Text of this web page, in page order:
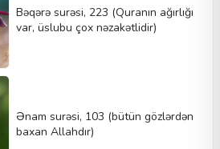
Bəqərə surəsi, 223 (Quranın ağırlığı
var, üslubu çox nəzakətlidir)
Ənam surəsi, 103 (bütün gözlərdən
baxan Allahdır)